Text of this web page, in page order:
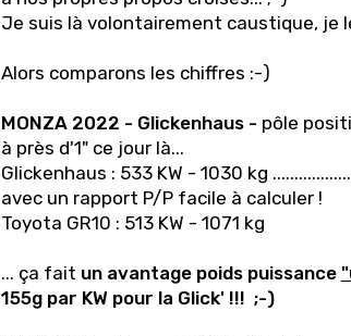
Je suis là volontairement caustique, je
Alors comparons les chiffres :-)
MONZA 2022 - Glickenhaus - pôle
à près d'1" ce jour là...
Glickenhaus : 533 KW - 1030 kg
avec un rapport P/P facile à calculer !
Toyota GR10 : 513 KW - 1071 kg
... ça fait un avantage poids puissance
155g par KW pour la Glick' !!! ;-)